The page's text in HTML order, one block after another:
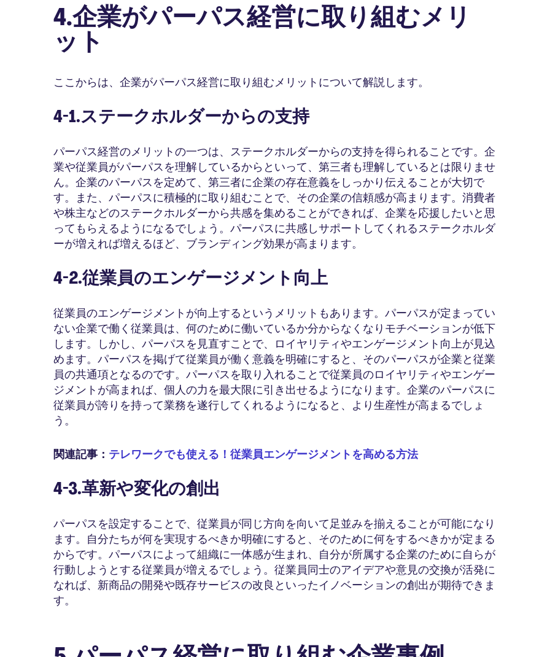
4.企業がパーパス経営に取り組むメリ
ット
ここからは、企業がパーパス経営に取り組むメリットについて解説します。
4-1.ステークホルダーからの支持
パーパス経営のメリットの一つは、ステークホルダーからの支持を得られることです。企
業や従業員がパーパスを理解しているからといって、第三者も理解しているとは限りませ
ん。企業のパーパスを定めて、第三者に企業の存在意義をしっかり伝えることが大切で
す。また、パーパスに積極的に取り組むことで、その企業の信頼感が高まります。消費者
や株主などのステークホルダーから共感を集めることができれば、企業を応援したいと思
ってもらえるようになるでしょう。パーパスに共感しサポートしてくれるステークホルダ
ーが増えれば増えるほど、ブランディング効果が高まります。
4-2.従業員のエンゲージメント向上
従業員のエンゲージメントが向上するというメリットもあります。パーパスが定まってい
ない企業で働く従業員は、何のために働いているか分からなくなりモチベーションが低下
します。しかし、パーパスを見直すことで、ロイヤリティやエンゲージメント向上が見込
めます。パーパスを掲げて従業員が働く意義を明確にすると、そのパーパスが企業と従業
員の共通項となるのです。パーパスを取り入れることで従業員のロイヤリティやエンゲー
ジメントが高まれば、個人の力を最大限に引き出せるようになります。企業のパーパスに
従業員が誇りを持って業務を遂行してくれるようになると、より生産性が高まるでしょ
う。
関連記事： テレワークでも使える！従業員エンゲージメントを高める方法
4-3.革新や変化の創出
パーパスを設定することで、従業員が同じ方向を向いて足並みを揃えることが可能になり
ます。自分たちが何を実現するべきか明確にすると、そのために何をするべきかが定まる
からです。パーパスによって組織に一体感が生まれ、自分が所属する企業のために自らが
行動しようとする従業員が増えるでしょう。従業員同士のアイデアや意見の交換が活発に
なれば、新商品の開発や既存サービスの改良といったイノベーションの創出が期待できま
す。